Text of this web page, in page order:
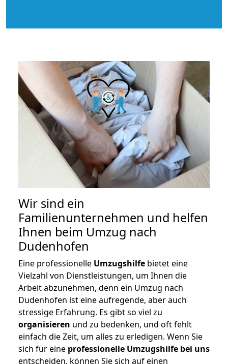
Wir sind ein
Familienunternehmen und helfen
Ihnen beim Umzug nach
Dudenhofen
Eine professionelle Umzugshilfe bietet eine
Vielzahl von Dienstleistungen, um Ihnen die
Arbeit abzunehmen, denn ein Umzug nach
Dudenhofen ist eine aufregende, aber auch
stressige Erfahrung. Es gibt so viel zu
organisieren und zu bedenken, und oft fehlt
einfach die Zeit, um alles zu erledigen. Wenn Sie
sich für eine professionelle Umzugshilfe bei uns
entscheiden, können Sie sich auf einen